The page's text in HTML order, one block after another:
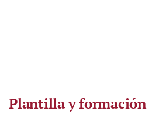
Plantilla y formación